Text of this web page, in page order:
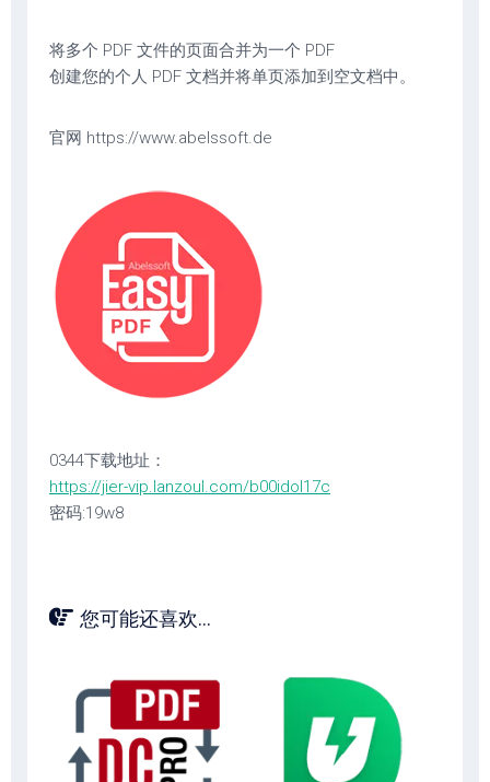
将多个 PDF 文件的页面合并为一个 PDF
创建您的个人 PDF 文档并将单页添加到空文档中。
官网 https://www.abelssoft.de
0344下载地址：
https://jier-vip.lanzoul.com/b00idol17c
密码:19w8
您可能还喜欢...